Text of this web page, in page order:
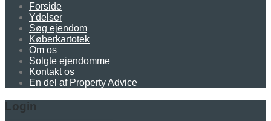
Forside
Ydelser
Søg ejendom
Køberkartotek
Om os
Solgte ejendomme
Kontakt os
En del af Property Advice
Login